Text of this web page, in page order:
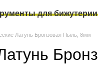
для бижутерии
Латунь Бронзовая Пыль, 8мм